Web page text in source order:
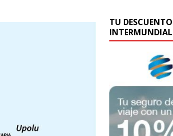
sostenible
SEYCHELLES
Lesoto
TU
INTERMUNDIAL